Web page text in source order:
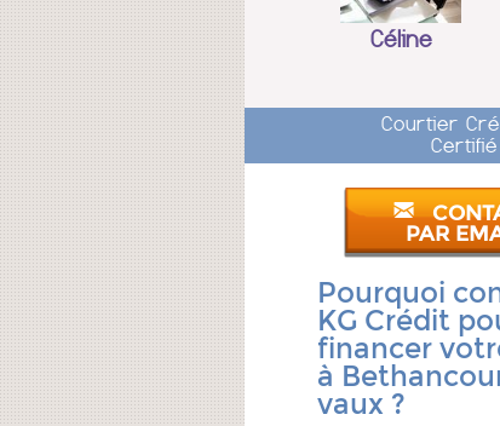
Céline
Courtier
PAR
Pourquoi
KG Crédit
financer
à
vaux ?